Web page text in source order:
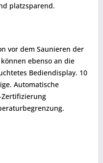
platzsparend.
vor dem Saunieren der
ebenso an die
Bediendisplay. 10
Automatische
Zertifizierung